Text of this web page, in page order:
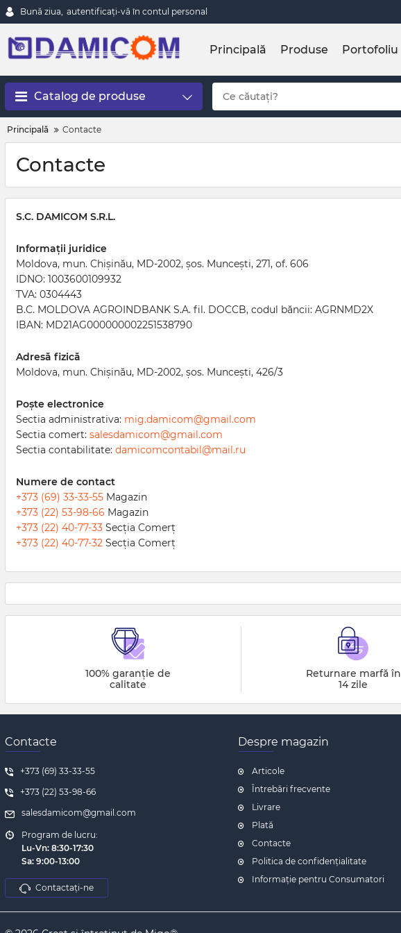
Bună ziua, autentificați-vă în contul personal
Principală Produse Portofoliu
Catalog de produse
Principală Contacte
Contacte
S.C. DAMICOM S.R.L.
Informații juridice
Moldova, mun. Chișinău, MD-2002, șos. Muncești, 271, of. 606
IDNO: 1003600109932
TVA: 0304443
B.C. MOLDOVA AGROINDBANK S.A. fil. DOCCB, codul băncii: AGRNMD2X
IBAN: MD21AG000000002251538790
Adresă fizică
Moldova, mun. Chișinău, MD-2002, șos. Muncești, 426/3
Poște electronice
Sectia administrativa: mig.damicom@gmail.com
Sectia comert: salesdamicom@gmail.com
Sectia contabilitate: damicomcontabil@mail.ru
Numere de contact
+373 (69) 33-33-55 Magazin
+373 (22) 53-98-66 Magazin
+373 (22) 40-77-33 Secția Comerț
+373 (22) 40-77-32 Secția Comerț
100% garanție de
calitate
Returnare marfă în
14 zile
Contacte
+373 (69) 33-33-55
+373 (22) 53-98-66
salesdamicom@gmail.com
Program de lucru:
Lu-Vn: 8:30-17:30
Sa: 9:00-13:00
Contactați-ne
Despre magazin
Articole
Întrebări frecvente
Livrare
Plată
Contacte
Politica de confidențialitate
Informaţie pentru Consumatori